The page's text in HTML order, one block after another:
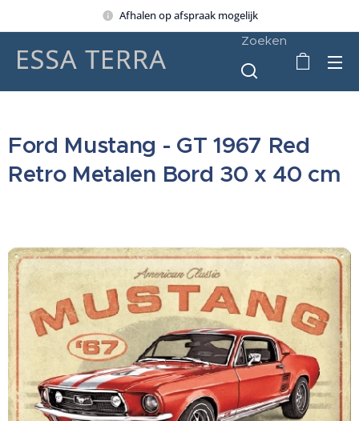
Afhalen op afspraak mogelijk
Zoeken
Ford Mustang - GT 1967 Red
Retro Metalen Bord 30 x 40 cm